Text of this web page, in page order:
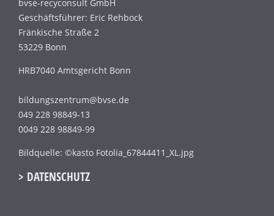
bvse-recyconsult GmbH
Geschäftsführer: Eric Rehbock
Fränkische Straße 2
53229 Bonn
HRB7040 Amtsgericht Bonn
bildungszentrum@bvse.de
049 228 98849-13
0049 228 98849-99
Bildquelle: ©kasto Fotolia_67844411_XL.jpg
> DATENSCHUTZ